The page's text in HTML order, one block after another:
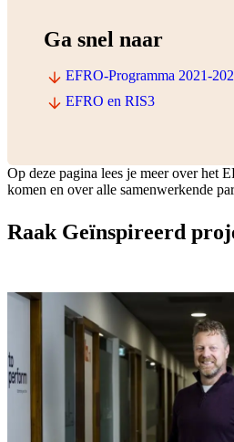
Ga snel naar
EFRO-Programma 2021-
EFRO en RIS3
Op deze pagina lees je meer over het
komen en over alle samenwerkende
Raak Geïnspireerd